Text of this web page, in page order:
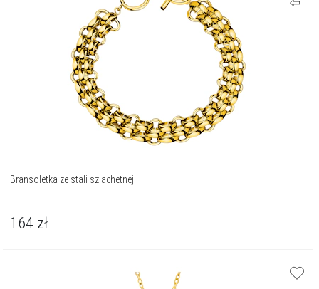
Bransoletka ze stali szlachetnej
164 zł